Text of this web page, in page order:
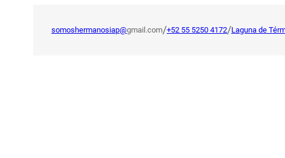
somoshermanosiap@gmail.com/+52 55 5250 4172/Laguna de